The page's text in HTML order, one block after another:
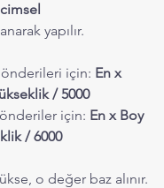
yapılır.
için: En x
/ 5000
için: En x Boy
/ 6000
o değer baz alınır.